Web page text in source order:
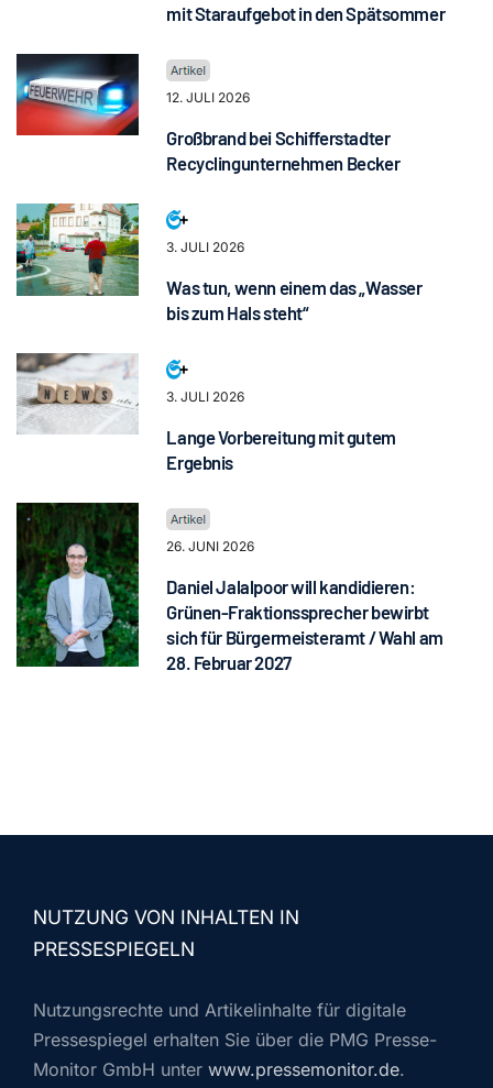
mit Staraufgebot in den Spätsommer
12. JULI 2026
Großbrand bei Schifferstadter
Recyclingunternehmen Becker
3. JULI 2026
Was tun, wenn einem das „Wasser
bis zum Hals steht“
3. JULI 2026
Lange Vorbereitung mit gutem
Ergebnis
26. JUNI 2026
Daniel Jalalpoor will kandidieren:
Grünen-Fraktionssprecher bewirbt
sich für Bürgermeisteramt / Wahl am
28. Februar 2027
NUTZUNG VON INHALTEN IN
PRESSESPIEGELN
Nutzungsrechte und Artikelinhalte für digitale
Pressespiegel erhalten Sie über die PMG Presse-
Monitor GmbH unter www.pressemonitor.de.